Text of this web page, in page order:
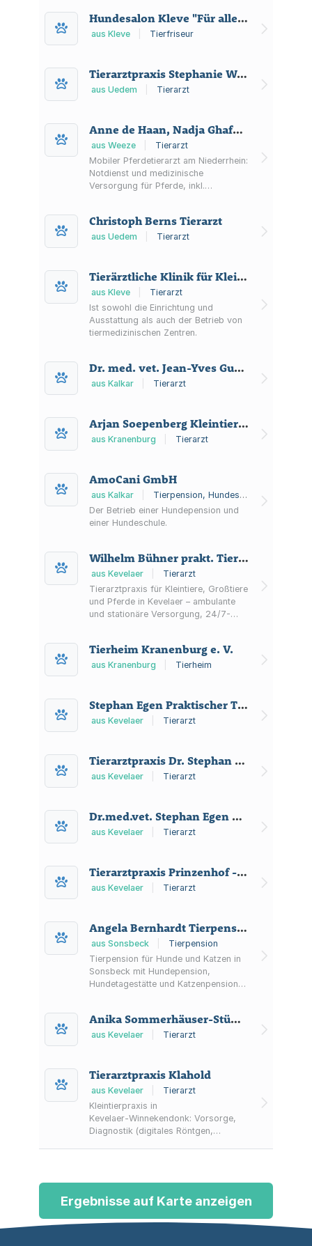
und Transport.
Hundesalon Kleve "Für alle Felle"
aus Kleve Tierfriseur
Tierarztpraxis Stephanie Weyers
aus Uedem Tierarzt
Anne de Haan, Nadja Ghafoor und Melanie Lehnhard GbR
aus Weeze
Tierarzt
Mobiler Pferdetierarzt am Niederrhein:
Notdienst und medizinische
Versorgung für Pferde, inkl.
Christoph Berns Tierarzt
aus Uedem Tierarzt
Tierärztliche Klinik für Kleintiere am Forstgarten GmbH
aus Kleve
Tierarzt
Ist sowohl die Einrichtung und
Ausstattung als auch der Betrieb von
tiermedizinischen Zentren.
Dr. med. vet. Jean-Yves Guray Tierarztpraxis
aus Kalkar Tierarzt
Arjan Soepenberg Kleintierpraxis
aus Kranenburg Tierarzt
AmoCani GmbH
aus Kalkar
Tierpension, Hundeschule
Der Betrieb einer Hundepension und
einer Hundeschule.
Wilhelm Bühner prakt. Tierarzt
aus Kevelaer
Tierarzt
Tierarztpraxis für Kleintiere, Großtiere
und Pferde in Kevelaer – ambulante
und stationäre Versorgung, 24/7-
Registrierung.
Tierheim Kranenburg e. V.
aus Kranenburg Tierheim
Stephan Egen Praktischer Tierarzt
aus Kevelaer Tierarzt
Tierarztpraxis Dr. Stephan Egen Dr. med. vet. Stephan Egen
aus Kevelaer Tierarzt
Dr.med.vet. Stephan Egen Tierarztpraxis
aus Kevelaer Tierarzt
Tierarztpraxis Prinzenhof - Richard Paeßens
aus Kevelaer Tierarzt
Angela Bernhardt Tierpension
aus Sonsbeck
Tierpension
Tierpension für Hunde und Katzen in
Sonsbeck mit Hundepension,
Hundetagestätte und Katzenpension
Anika Sommerhäuser-Stümpges Tierarztpraxis
aus Kevelaer Tierarzt
Tierarztpraxis Klahold
aus Kevelaer
Tierarzt
Kleintierpraxis in
Kevelaer‑Winnekendonk: Vorsorge,
Diagnostik (digitales Röntgen,
Informationen und
Terminsprechstunde.
Ergebnisse auf Karte anzeigen